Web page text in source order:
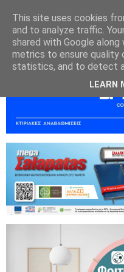
This site uses cookies
and to analyze traffic.
shared with Google
metrics to ensure quality
statistics, and to detect
LEARN